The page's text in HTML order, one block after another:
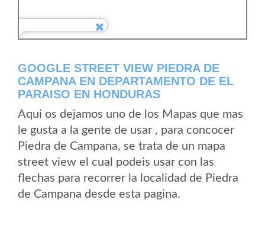
GOOGLE STREET VIEW PIEDRA DE
CAMPANA EN DEPARTAMENTO DE EL
PARAISO EN HONDURAS
Aqui os dejamos uno de los Mapas que mas
le gusta a la gente de usar , para concocer
Piedra de Campana, se trata de un mapa
street view el cual podeis usar con las
flechas para recorrer la localidad de Piedra
de Campana desde esta pagina.